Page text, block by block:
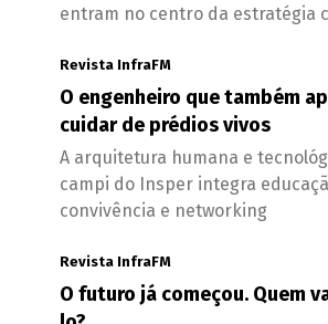
entram no centro da estratégia
Revista InfraFM
O engenheiro que também
cuidar de prédios vivos
A arquitetura humana e
campi do Insper integra
convivência e networking
Revista InfraFM
O futuro já começou. Quem